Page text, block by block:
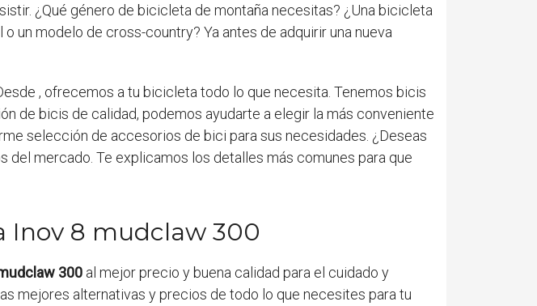
¿Qué género de bicicleta de montaña necesitas? ¿Una bicicleta
un modelo de cross-country? Ya antes de adquirir una nueva
, ofrecemos a tu bicicleta todo lo que necesita. Tenemos bicis
de bicis de calidad, podemos ayudarte a elegir la más conveniente
selección de accesorios de bici para sus necesidades. ¿Deseas
mercado. Te explicamos los detalles más comunes para que
Inov 8 mudclaw 300
300 al mejor precio y buena calidad para el cuidado y
mejores alternativas y precios de todo lo que necesites para tu